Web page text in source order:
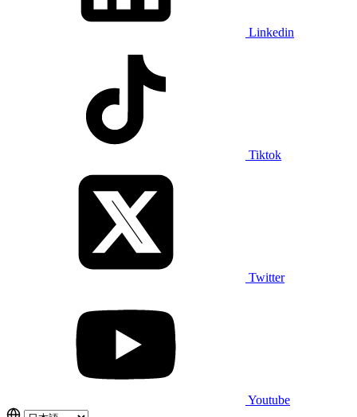
Linkedin
Tiktok
Twitter
Youtube